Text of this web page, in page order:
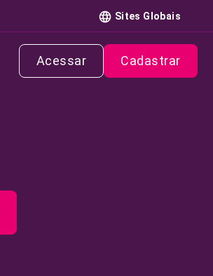
Sites Globais
Acessar Cadastrar